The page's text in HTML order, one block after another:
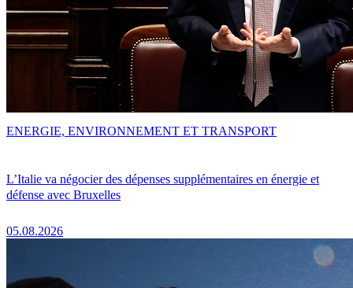
L’Italie va négocier des dépenses supplémentaires en énergie et
défense avec Bruxelles
05.08.2026
ENERGIE, ENVIRONNEMENT ET TRANSPORT